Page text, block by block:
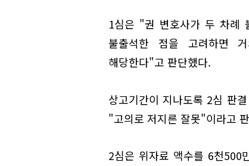
1심은 "권 변호사가 두 차례
불출석한 점을 고려하면
해당한다"고 판단했다.
상고기간이 지나도록 2심 판
"고의로 저지른 잘못"이라고
2심은 위자료 액수를 6천500